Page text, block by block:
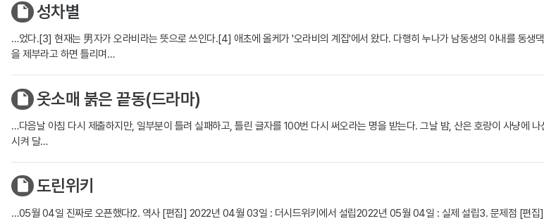
성차별
…었다.[3] 현재는 男자가 오라비라는 뜻으로 쓰인다.[4] 애초에 올케가 '오라비의 계집'에서 왔다. 다행히 누나가 남동생의 아내를 동
을 제부라고 하면 틀리며…
옷소매 붉은 끝동(드라마)
…다음날 아침 다시 제출하지만, 일부분이 틀려 실패하고, 틀린 글자를 100번 다시 써오라는 명을 받는다. 그날 밤, 산은 호랑이 사냥에
시켜 달…
도린위키
…05월 04일 진짜로 오픈했다!2. 역사 [편집] 2022년 04월 03일 : 더시드위키에서 설립2022년 05월 04일 : 실제 설립3. 문제점 [편